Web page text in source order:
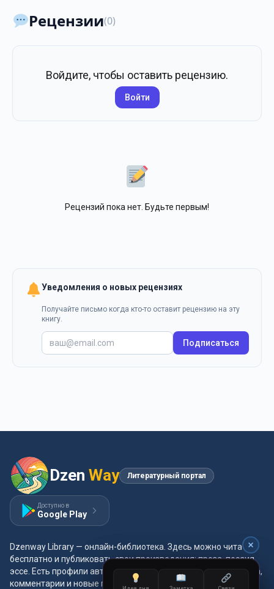
Рецензии(0)
Войдите, чтобы оставить рецензию.
Войти
Рецензий пока нет. Будьте первым!
Уведомления о новых рецензиях
Получайте письмо когда кто-то оставит рецензию на эту
книгу.
Подписаться
Dzen Way Литературный портал
Доступно в
Google Play
Dzenway Library — онлайн-библиотека. Здесь можно читать
бесплатно и публиковать свои произведения: проза, поэзия,
эссе. Есть профили авторов, жанры и метки, удобная читалка,
комментарии и новые главы каждый день.